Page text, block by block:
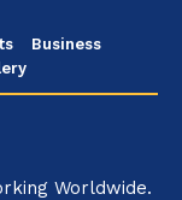
Business
Worldwide.